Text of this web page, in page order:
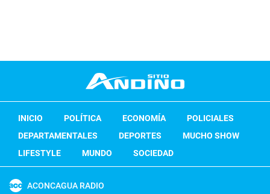
INICIO POLÍTICA ECONOMÍA
POLICIALES
DEPARTAMENTALES
DEPORTES
MUCHO SHOW
LIFESTYLE
MUNDO SOCIEDAD
ACONCAGUA RADIO